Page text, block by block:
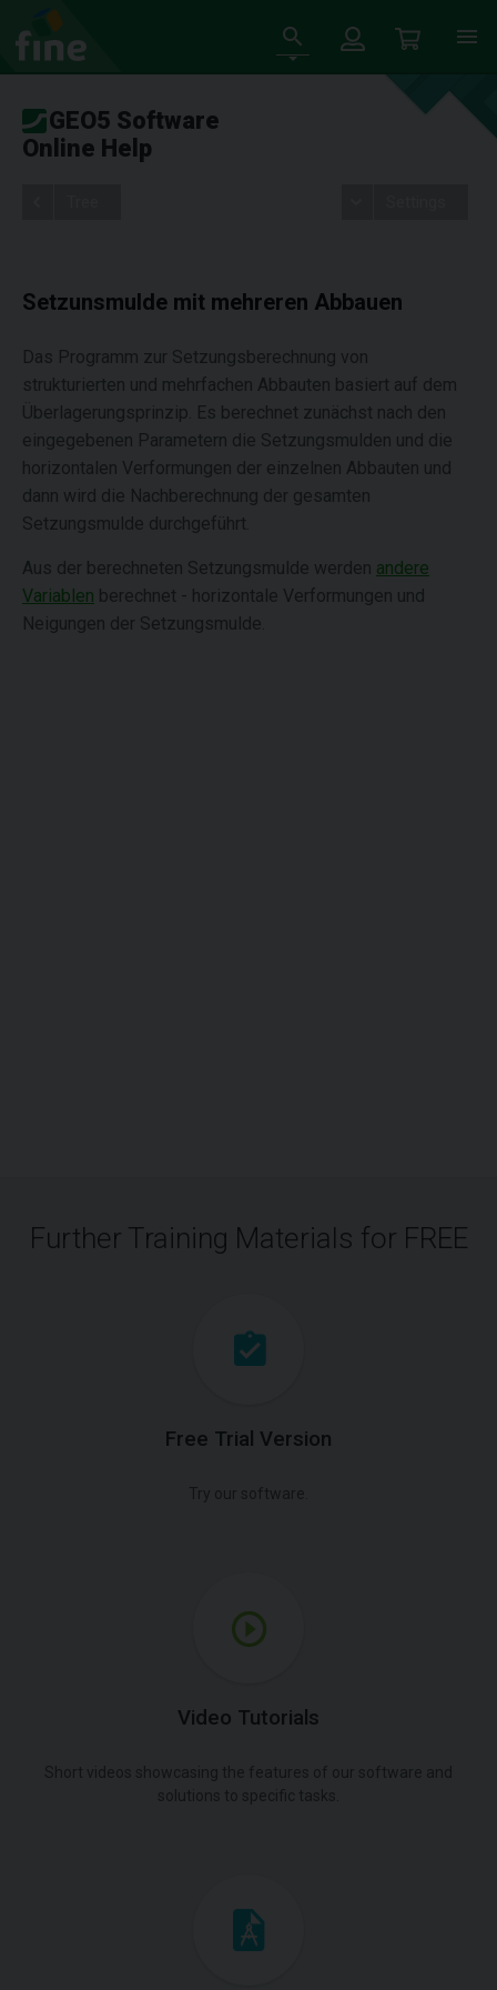
GEO5 Software
Online Help
Setzunsmulde mit mehreren Abbauen
Das Programm zur Setzungsberechnung von
strukturierten und mehrfachen Abbauten basiert auf dem
Überlagerungsprinzip. Es berechnet zunächst nach den
eingegebenen Parametern die Setzungsmulden und die
horizontalen Verformungen der einzelnen Abbauten und
dann wird die Nachberechnung der gesamten
Setzungsmulde durchgeführt.
Aus der berechneten Setzungsmulde werden andere
Variablen berechnet - horizontale Verformungen und
Neigungen der Setzungsmulde.
Further Training Materials for FREE
Free Trial Version
Video Tutorials